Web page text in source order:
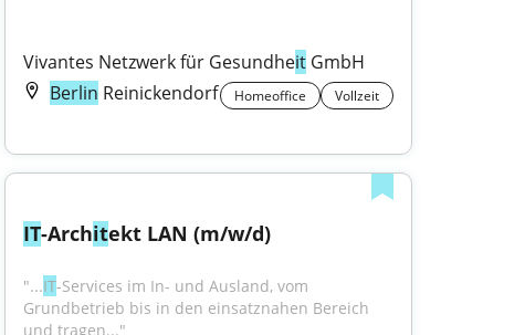
Vivantes Netzwerk für Gesundheit GmbH
Berlin Reinickendorf Homeoffice Vollzeit
IT-Architekt LAN (m/w/d)
"...IT-Services im In- und Ausland, vom
Grundbetrieb bis in den einsatznahen Bereich
und tragen..."